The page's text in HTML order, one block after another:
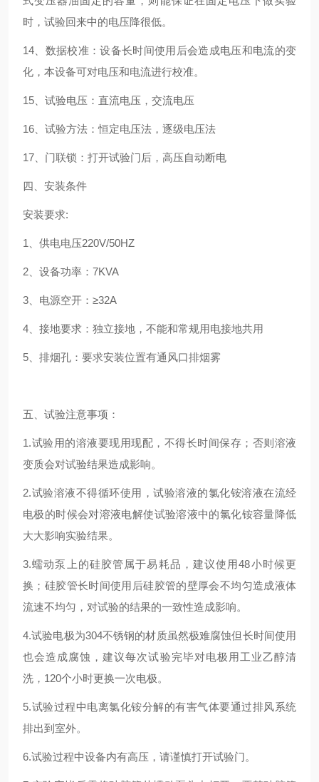
时，试验回来中的电压降很低。
14、数据校准：设备长时间使用后会造成电压和电流的变
化，本设备可对电压和电流进行校准。
15、试验电压：直流电压，交流电压
16、试验方法：恒定电压法，逐级电压法
17、门联锁：打开试验门后，高压自动断电
四、安装条件
安装要求:
1、供电电压220V/50HZ
2、设备功率：7KVA
3、电源空开：≥32A
4、接地要求：独立接地，不能和常规用电接地共用
5、排烟孔：要求安装位置有通风口排烟雾
五、试验注意事项：
1.试验用的溶液要现用现配，不得长时间保存；否则溶液
变质会对试验结果造成影响。
2.试验溶液不得循环使用，试验溶液的氯化铵溶液在流经
电极的时候会对溶液电解使试验溶液中的氯化铵容量降低
大大影响实验结果。
3.蠕动泵上的硅胶管属于易耗品，建议使用48小时候更
换；硅胶管长时间使用后硅胶管的壁厚会不均匀造成液体
流速不均匀，对试验的结果的一致性造成影响。
4.试验电极为304不锈钢的材质虽然极难腐蚀但长时间使用
也会造成腐蚀，建议每次试验完毕对电极用工业乙醇清
洗，120个小时更换一次电极。
5.试验过程中电离氯化铵分解的有害气体要通过排风系统
排出到室外。
6.试验过程中设备内有高压，请谨慎打开试验门。